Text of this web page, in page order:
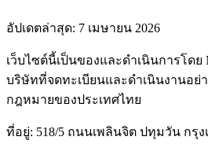
อัปเดตล่าสุด: 7 เมษายน 2026
เว็บไซต์นี้เป็นของและดำเนินการโดย
บริษัทที่จดทะเบียนและดำเนินงานอย่
กฎหมายของประเทศไทย
ที่อยู่: 518/5 ถนนเพลินจิต ปทุมวัน กรุง